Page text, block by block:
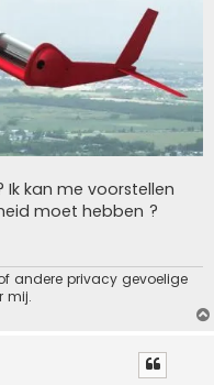
kan me voorstellen
moet hebben ?
andere privacy gevoelige
mij.